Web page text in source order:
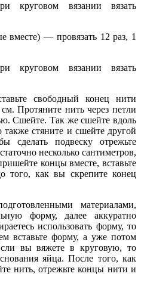
круговом вязании вязать
вместе) — провязать 12 раз, 1
круговом вязании вязать
свободный конец нити
Протяните нить через петли
Сшейте. Так же сшейте вдоль
стяните и сшейте другой
сделать подвеску отрежьте
несколько сантиметров,
концы вместе, вставьте
того, как вы скрепите конец
материалами,
форму, далее аккуратно
использовать форму, то
вставьте­ форму, а уже потом
вы вяжете в круговую, то
яйца. После того, как
нить, отрежьте концы нити и